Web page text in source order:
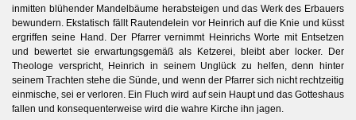
inmitten blühender Mandelbäume herabsteigen und das Werk des Erbauers
bewundern. Ekstatisch fällt Rautendelein vor Heinrich auf die Knie und küsst
ergriffen seine Hand. Der Pfarrer vernimmt Heinrichs Worte mit Entsetzen
und bewertet sie erwartungsgemäß als Ketzerei, bleibt aber locker. Der
Theologe verspricht, Heinrich in seinem Unglück zu helfen, denn hinter
seinem Trachten stehe die Sünde, und wenn der Pfarrer sich nicht rechtzeitig
einmische, sei er verloren. Ein Fluch wird auf sein Haupt und das Gotteshaus
fallen und konsequenterweise wird die wahre Kirche ihn jagen.